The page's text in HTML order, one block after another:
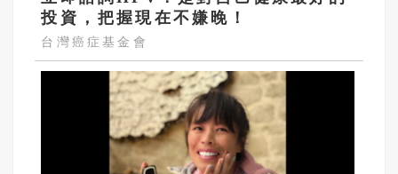
投資，把握現在不嫌晚！
台灣癌症基金會